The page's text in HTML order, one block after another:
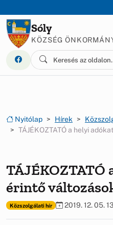
Sóly
KÖZSÉG
Nyitólap Hírek
TÁJÉKOZTATÓ a helyi
TÁJÉKOZTATÓ
érintő
Közszolgálati hír 2019. 12. 05.